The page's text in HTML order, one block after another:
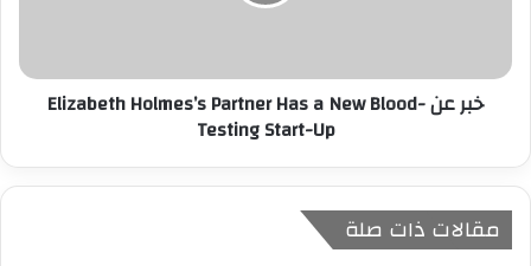
خبر عن Elizabeth Holmes’s Partner Has a New Blood-
Testing Start-Up
مقالات ذات صلة